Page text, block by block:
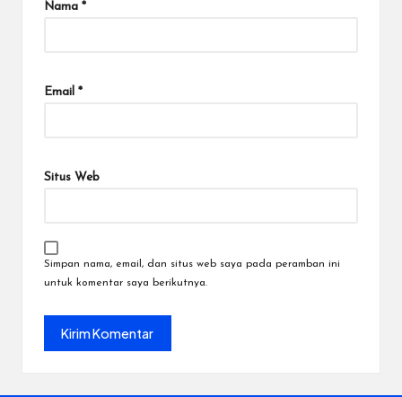
Nama *
Email *
Situs Web
Simpan nama, email, dan situs web saya pada peramban ini
untuk komentar saya berikutnya.